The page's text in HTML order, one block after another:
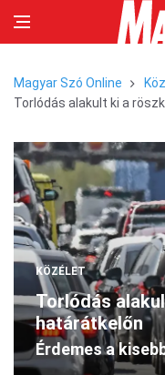
Magyar Szó Online
Torlódás alakult ki a
KÖZÉLET
Torlódás
határátkelőn
Érdemes a